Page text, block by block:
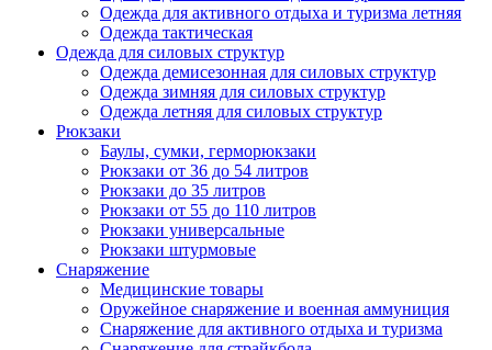
Одежда для активного отдыха и туризма летняя
Одежда тактическая
Одежда для силовых структур
Одежда демисезонная для силовых структур
Одежда зимняя для силовых структур
Одежда летняя для силовых структур
Рюкзаки
Баулы, сумки, герморюкзаки
Рюкзаки от 36 до 54 литров
Рюкзаки до 35 литров
Рюкзаки от 55 до 110 литров
Рюкзаки универсальные
Рюкзаки штурмовые
Снаряжение
Медицинские товары
Оружейное снаряжение и военная аммуниция
Снаряжение для активного отдыха и туризма